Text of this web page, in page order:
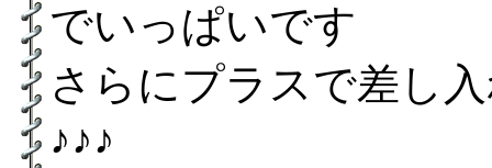
でいっぱいです
さらにプラスで差し
♪♪♪